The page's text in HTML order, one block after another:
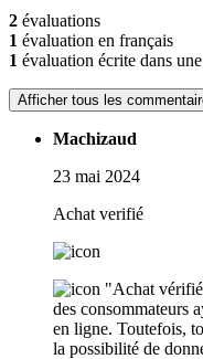
2 évaluations
1 évaluation en français
1 évaluation écrite dans
Afficher tous les
Machizaud
23 mai 2024
Achat verifié
"Achat
des consommateurs
en ligne. Toutefois,
la possibilité de